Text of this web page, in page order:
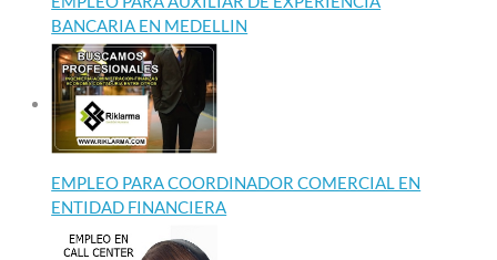
BANCARIA EN MEDELLIN
EMPLEO PARA COORDINADOR COMERCIAL EN
ENTIDAD FINANCIERA